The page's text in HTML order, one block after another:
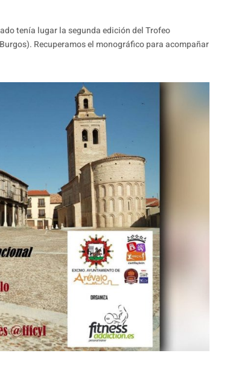
tenía lugar la segunda edición del Trofeo
Recuperamos el monográfico para acompañar